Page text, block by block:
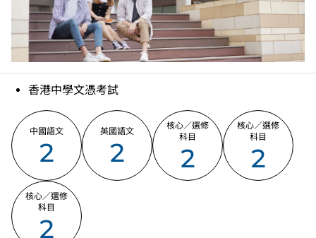
香港中學文憑考試
中國語文
2
英國語文
2
核心／選修
科目
2
核心／選修
科目
2
核心／選修
科目
2